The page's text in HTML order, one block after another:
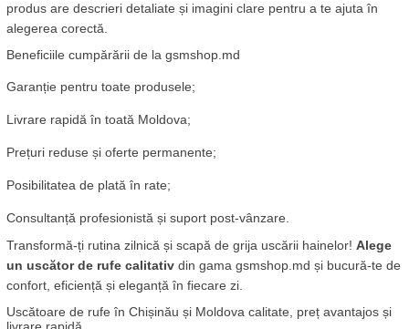
produs are descrieri detaliate și imagini clare pentru a te ajuta în
alegerea corectă.
Beneficiile cumpărării de la gsmshop.md
Garanție pentru toate produsele;
Livrare rapidă în toată Moldova;
Prețuri reduse și oferte permanente;
Posibilitatea de plată în rate;
Consultanță profesionistă și suport post-vânzare.
Transformă-ți rutina zilnică și scapă de grija uscării hainelor! Alege
un uscător de rufe calitativ din gama gsmshop.md și bucură-te de
confort, eficiență și eleganță în fiecare zi.
Uscătoare de rufe în Chișinău și Moldova calitate, preț avantajos și